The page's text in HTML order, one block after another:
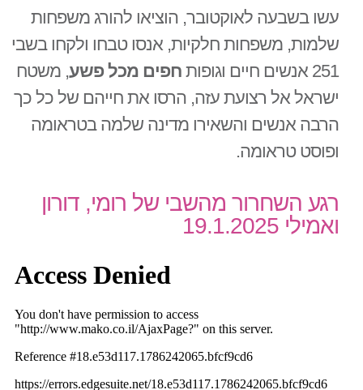
עשו בשבעה לאוקטובר, הוציאו להורג משפחות
שלמות, משפחות חלקיות, אנסו טבחו ולקחו בשבי
251 אנשים חיים וגופות
חפים מכל פשע, משטח
ישראל אל רצועת עזה, הרסו את חייהם של כל כך
הרבה אנשים והשאירו מדינה שלמה בטראומה
ופוסט טראומה.
רגע השחרור מהשבי של רומי, דורון
ואמילי 19.1.2025